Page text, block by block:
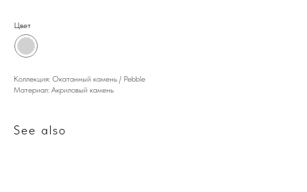
Цвет
Коллекция: Окатанный камень / Pebble
Материал: Акриловый камень
See also